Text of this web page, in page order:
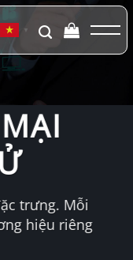
▼
trưng. Mỗi
hiệu riêng